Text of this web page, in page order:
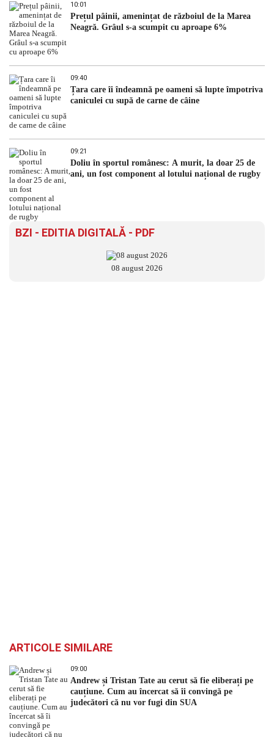
10:01
Prețul pâinii, amenințat de războiul de la Marea
Neagră. Grâul s-a scumpit cu aproape 6%
09:40
Țara care îi îndeamnă pe oameni să lupte împotriva
caniculei cu supă de carne de câine
09:21
Doliu în sportul românesc: A murit, la doar 25 de
ani, un fost component al lotului național de rugby
BZI - EDITIA DIGITALĂ - PDF
08 august 2026
ARTICOLE SIMILARE
09:00
Andrew și Tristan Tate au cerut să fie eliberați pe
cauțiune. Cum au încercat să îi convingă pe
judecători că nu vor fugi din SUA